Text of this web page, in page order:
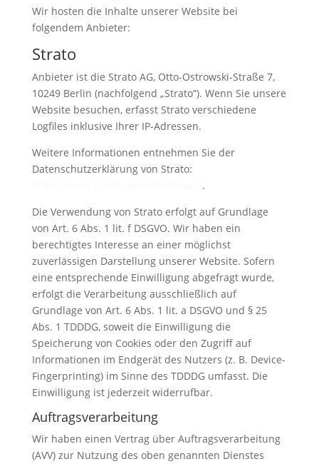
Wir hosten die Inhalte unserer Website bei
folgendem Anbieter:
Strato
Anbieter ist die Strato AG, Otto-Ostrowski-Straße 7,
10249 Berlin (nachfolgend „Strato“). Wenn Sie unsere
Website besuchen, erfasst Strato verschiedene
Logfiles inklusive Ihrer IP-Adressen.
Weitere Informationen entnehmen Sie der
Datenschutzerklärung von Strato:
.
Die Verwendung von Strato erfolgt auf Grundlage
von Art. 6 Abs. 1 lit. f DSGVO. Wir haben ein
berechtigtes Interesse an einer möglichst
zuverlässigen Darstellung unserer Website. Sofern
eine entsprechende Einwilligung abgefragt wurde,
erfolgt die Verarbeitung ausschließlich auf
Grundlage von Art. 6 Abs. 1 lit. a DSGVO und § 25
Abs. 1 TDDDG, soweit die Einwilligung die
Speicherung von Cookies oder den Zugriff auf
Informationen im Endgerät des Nutzers (z. B. Device-
Fingerprinting) im Sinne des TDDDG umfasst. Die
Einwilligung ist jederzeit widerrufbar.
Auftragsverarbeitung
Wir haben einen Vertrag über Auftragsverarbeitung
(AVV) zur Nutzung des oben genannten Dienstes